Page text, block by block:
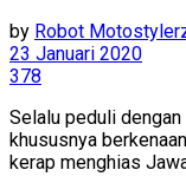
by Robot
23 Januari 2020
378
Selalu peduli
khususnya
kerap menghias